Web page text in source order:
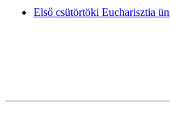
Első csütörtöki Eucharisztia